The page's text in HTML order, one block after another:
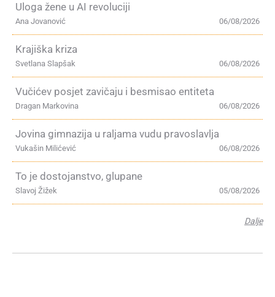
Uloga žene u AI revoluciji
06/08/2026
Ana Jovanović
Krajiška kriza
06/08/2026
Svetlana Slapšak
Vučićev posjet zavičaju i besmisao entiteta
06/08/2026
Dragan Markovina
Jovina gimnazija u raljama vudu pravoslavlja
06/08/2026
Vukašin Milićević
To je dostojanstvo, glupane
05/08/2026
Slavoj Žižek
Dalje